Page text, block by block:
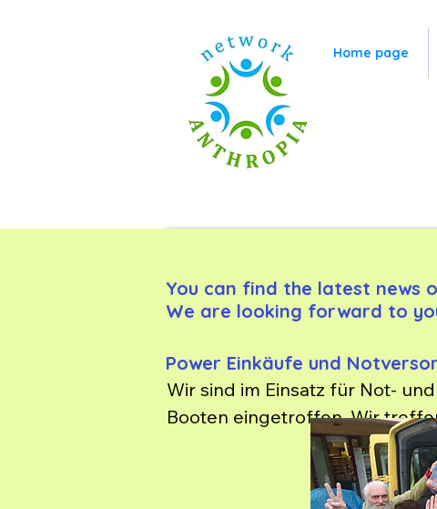
Home page
You can find the latest news
We are looking forward to
Power Einkäufe und
Wir sind im Einsatz für Not-
Booten eingetroffen. Wir
willentlich gekenterten
kennen und immer noch im
unbürokratisch. Die